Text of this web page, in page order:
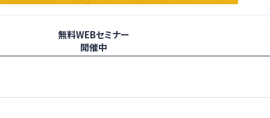
無料WEBセミナー
開催中